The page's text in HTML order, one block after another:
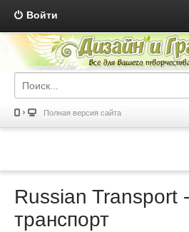
Войти
Полная версия сайта
Russian Transport
транспорт